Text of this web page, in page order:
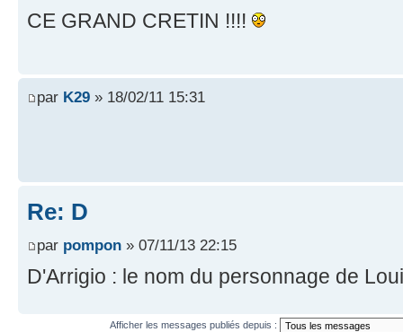
CE GRAND CRETIN !!!!
par K29 » 18/02/11 15:31
Re: D
par pompon » 07/11/13 22:15
D'Arrigio : le nom du personnage de
Afficher les messages publiés depuis :